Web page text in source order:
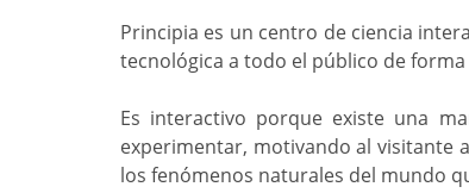
Principia es un centro de ciencia
tecnológica a todo el público de
Es interactivo porque existe una
experimentar, motivando al visitante
los fenómenos naturales del mundo